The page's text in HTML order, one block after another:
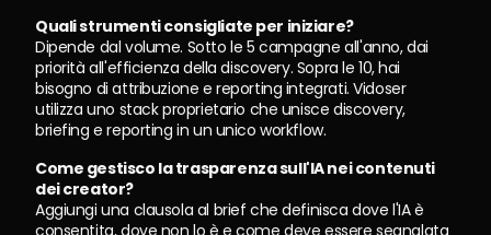
Quali strumenti consigliate per iniziare?
Dipende dal volume. Sotto le 5 campagne all'anno, dai
priorità all'efficienza della discovery. Sopra le 10, hai
bisogno di attribuzione e reporting integrati. Vidoser
utilizza uno stack proprietario che unisce discovery,
briefing e reporting in un unico workflow.
Come gestisco la trasparenza sull'IA nei contenuti
dei creator?
Aggiungi una clausola al brief che definisca dove l'IA è
consentita, dove non lo è e come deve essere segnalata